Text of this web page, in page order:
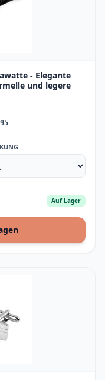
- Elegante
und legere
Auf Lager